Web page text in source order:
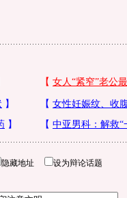
隐藏地址 设为辩论话题